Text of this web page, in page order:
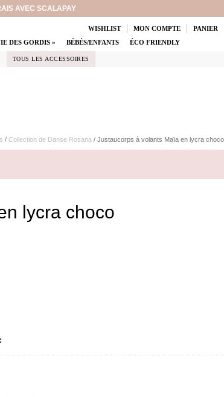
AVEC SCALAPAY
WISHLIST MON COMPTE
PANIER
DES GORDIS » BÉBÉS/ENFANTS ÉCO FRIENDLY
TOUS LES ACCESSOIRES
/ Collection de Danse Rosana / Justaucorps à volants Maïa en lycra choco
lycra choco